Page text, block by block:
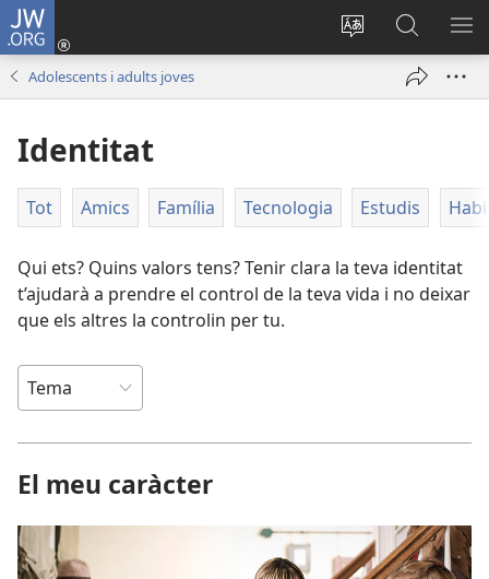
JW.ORG
Canvia
d’idioma
Inicia
sessió
Cerca
jw.org
Adolescents i adults joves
Identitat
Tot Amics Família Tecnologia Estudis
Qui ets? Quins valors tens? Tenir clara la teva identitat
t’ajudarà a prendre el control de la teva vida i no deixar
que els altres la controlin per tu.
El meu caràcter